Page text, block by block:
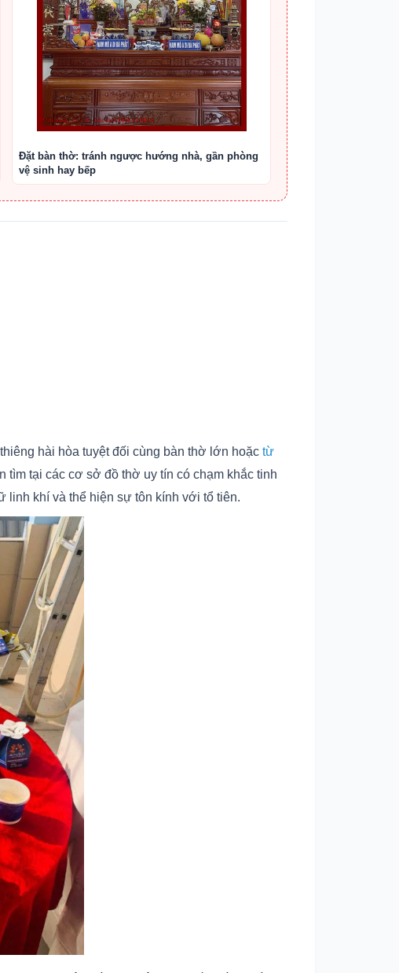
Đặt bàn thờ: tránh ngược hướng nhà, gần phòng
vệ sinh hay bếp
hài hòa tuyệt đối cùng bàn thờ lớn hoặc từ
tìm tại các cơ sở đồ thờ uy tín có chạm khắc tinh
linh khí và thể hiện sự tôn kính với tổ tiên.